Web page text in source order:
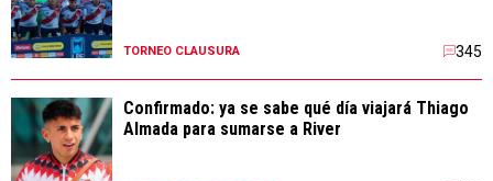
TORNEO CLAUSURA 345
Confirmado: ya se sabe qué día viajará Thiago
Almada para sumarse a River